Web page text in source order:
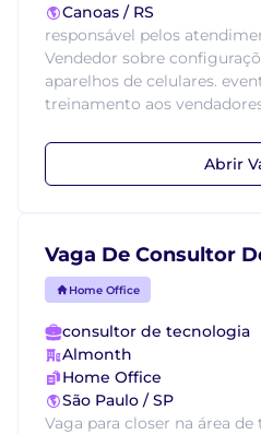
Canoas / RS
responsável pelos
Vendedor sobre
aparelhos de celulares.
treinamento aos
Abrir
Vaga De Consultor
Home Office
consultor de tecnologia
Almonth
Home Office
São Paulo / SP
Vaga para closer na área